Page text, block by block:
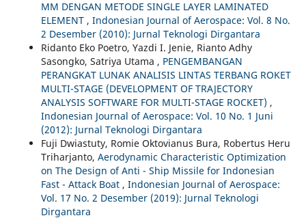
MM DENGAN METODE SINGLE LAYER LAMINATED
ELEMENT , Indonesian Journal of Aerospace: Vol. 8 No.
2 Desember (2010): Jurnal Teknologi Dirgantara
Ridanto Eko Poetro, Yazdi I. Jenie, Rianto Adhy
Sasongko, Satriya Utama , PENGEMBANGAN
PERANGKAT LUNAK ANALISIS LINTAS TERBANG ROKET
MULTI-STAGE (DEVELOPMENT OF TRAJECTORY
ANALYSIS SOFTWARE FOR MULTI-STAGE ROCKET) ,
Indonesian Journal of Aerospace: Vol. 10 No. 1 Juni
(2012): Jurnal Teknologi Dirgantara
Fuji Dwiastuty, Romie Oktovianus Bura, Robertus Heru
Triharjanto, Aerodynamic Characteristic Optimization
on The Design of Anti - Ship Missile for Indonesian
Fast - Attack Boat , Indonesian Journal of Aerospace:
Vol. 17 No. 2 Desember (2019): Jurnal Teknologi
Dirgantara